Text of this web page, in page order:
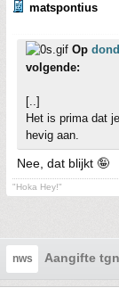
matspontius
Op
volgende:
[..]
Het is prima dat
hevig aan.
Nee, dat blijkt 🤪
"Hoka Hey!"
nws Aangifte